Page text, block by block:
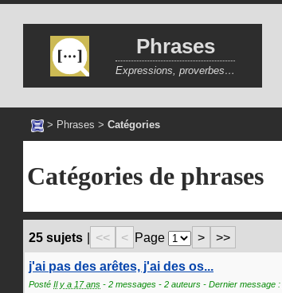
Phrases
Expressions, proverbes…
> Phrases > Catégories
Catégories de phrases
25 sujets | << < Page >
>>
j'ai pas des arêtes, j'ai des os...
Posté Il y a 17 ans - 2 messages - 2 auteurs - Dernier message :